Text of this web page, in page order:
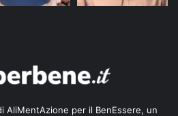
AliMentAzione per il BenEssere, un